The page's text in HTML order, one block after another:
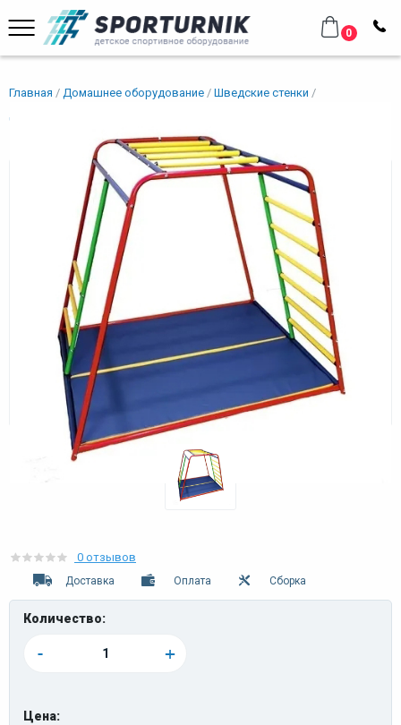
0
Главная Домашнее оборудование
Шведские стенки
Для малышей
ДСК "Весёлый малыш" «BASE»
0 отзывов
Доставка Оплата Сборка
Количество:
- +
Цена: